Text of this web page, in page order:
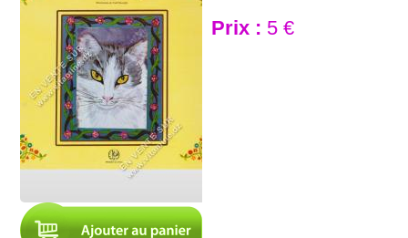
Prix : 5 €